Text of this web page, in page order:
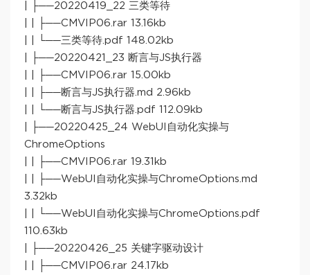
| ├──20220419_22 三类等待
| | ├──CMVIP06.rar 13.16kb
| | └──三类等待.pdf 148.02kb
| ├──20220421_23 断言与JS执行器
| | ├──CMVIP06.rar 15.00kb
| | ├──断言与JS执行器.md 2.96kb
| | └──断言与JS执行器.pdf 112.09kb
| ├──20220425_24 WebUI自动化实操与
ChromeOptions
| | ├──CMVIP06.rar 19.31kb
| | ├──WebUI自动化实操与ChromeOptions.md
3.32kb
| | └──WebUI自动化实操与ChromeOptions.pdf
110.63kb
| ├──20220426_25 关键字驱动设计
| | ├──CMVIP06.rar 24.17kb